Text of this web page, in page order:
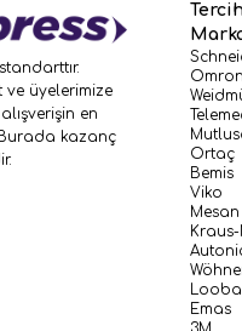
ve üyelerimize
en
kazanç
Omron
Ortaç
Bemis
Viko
Mesan
Emas